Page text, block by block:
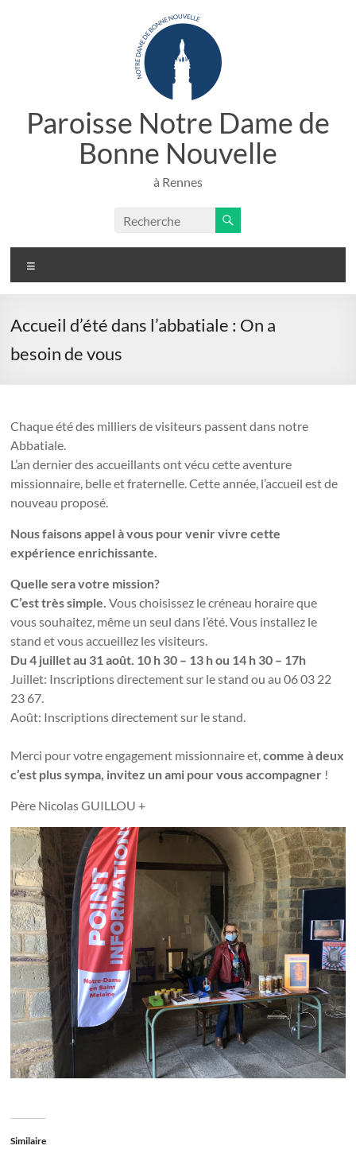
Paroisse Notre Dame de
Bonne Nouvelle
à Rennes
Accueil d’été dans l’abbatiale : On a
besoin de vous
Chaque été des milliers de visiteurs passent dans notre
Abbatiale.
L’an dernier des accueillants ont vécu cette aventure
missionnaire, belle et fraternelle. Cette année, l’accueil est de
nouveau proposé.
Nous faisons appel à vous pour venir vivre cette
expérience enrichissante.
Quelle sera votre mission?
C’est très simple. Vous choisissez le créneau horaire que
vous souhaitez, même un seul dans l’été. Vous installez le
stand et vous accueillez les visiteurs.
Du 4 juillet au 31 août. 10 h 30 – 13 h ou 14 h 30 – 17h
Juillet: Inscriptions directement sur le stand ou au 06 03 22
23 67.
Août: Inscriptions directement sur le stand.
Merci pour votre engagement missionnaire et,comme à deux
c’est plus sympa, invitez un ami pour vous accompagner !
Père Nicolas GUILLOU +
Similaire